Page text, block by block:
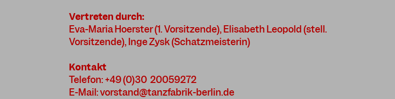
Vertreten durch:
Eva-Maria Hoerster (1. Vorsitzende), Elisabeth Leopold (stell.
Vorsitzende), Inge Zysk (Schatzmeisterin)
Kontakt
Telefon: +49 (0)30 20059272
E-Mail: vorstand@tanzfabrik-berlin.de